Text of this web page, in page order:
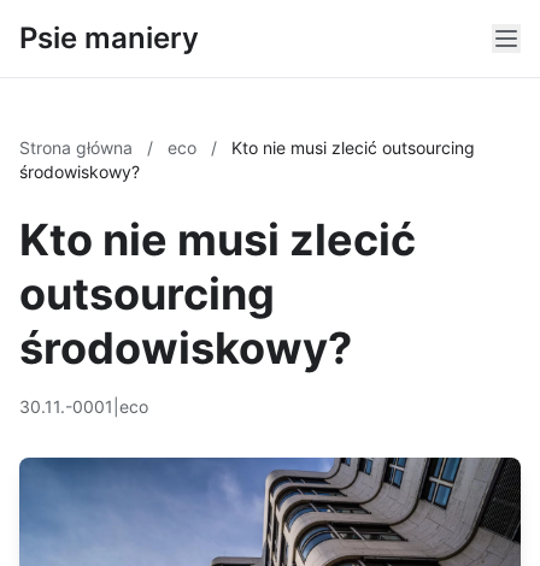
Psie maniery
Strona główna / eco /
Kto nie musi zlecić outsourcing
środowiskowy?
Kto nie musi zlecić
outsourcing
środowiskowy?
30.11.-0001 eco